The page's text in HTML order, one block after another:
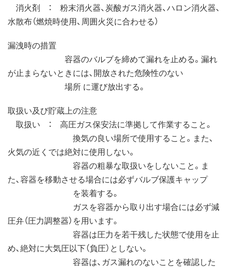
消火剤 ： 粉末消火器、炭酸ガス消火器、ハロン消火器、
水散布（燃焼時使用、周囲火災に合わせる）
漏洩時の措置
容器のバルブを締めて漏れを止める。漏れ
が止まらないときには、開放された危険性のない
場所 に運び放出する。
取扱い及び貯蔵上の注意
取扱い ： 高圧ガス保安法に準拠して作業すること。
換気の良い場所で使用すること。また、
火気の近くでは絶対に使用しない。
容器の粗暴な取扱いをしないこと。ま
た、容器を移動させる場合には必ずバルブ保護キャップ
を装着する。
ガスを容器から取り出す場合には必ず減
圧弁（圧力調整器）を用います。
容器は圧力を若干残した状態で使用を止
め、絶対に大気圧以下（負圧）としない。
容器は、ガス漏れのないことを確認した